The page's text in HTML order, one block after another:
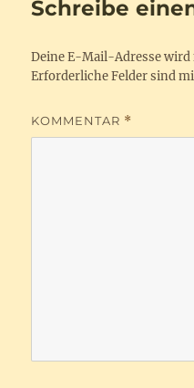
Schreibe
Deine E-Mail-Adresse
Erforderliche Felder sind
KOMMENTAR *